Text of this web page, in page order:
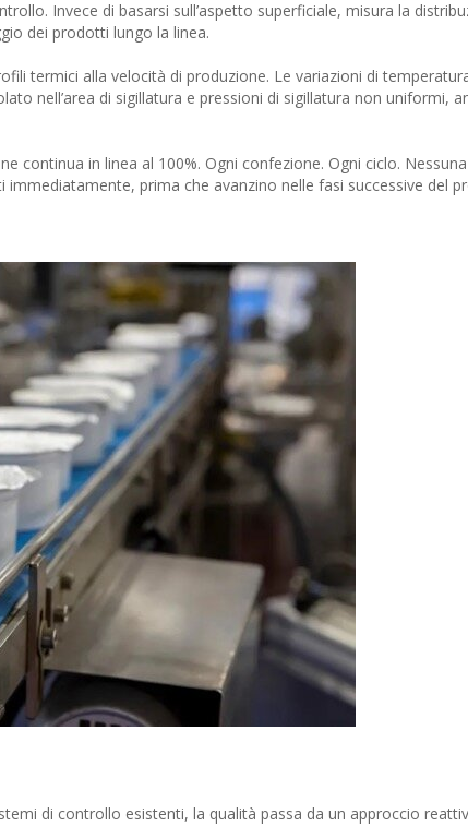
Invece di basarsi sull’aspetto superficiale, misura la
dei prodotti lungo la linea.
termici alla velocità di produzione. Le variazioni di
nell’area di sigillatura e pressioni di sigillatura non uniformi,
continua in linea al 100%. Ogni confezione. Ogni ciclo.
prima che avanzino nelle fasi successive del
di controllo esistenti, la qualità passa da un approccio